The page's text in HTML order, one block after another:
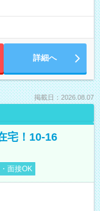
詳細へ
掲載日：2026.08.07
宅！10-16
面接OK